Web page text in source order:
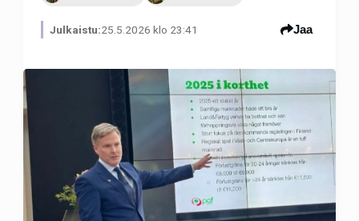
Julkaistu:25.5.2026 klo 23:41 Jaa